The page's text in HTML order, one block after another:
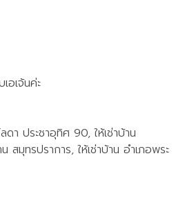
อเจ้นค่ะ
า ประชาอุทิศ 90, ให้เช่าบ้าน
สมุทรปราการ, ให้เช่าบ้าน อำเภอพระ